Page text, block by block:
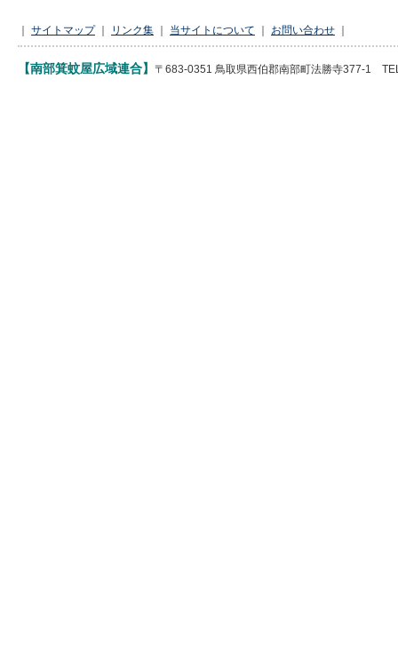
サイトマップ｜ リンク集 当サイトについて お問い合わせ
【南部箕蚊屋広域連合】 〒683-0351 鳥取県西伯郡南部町法勝寺377-1